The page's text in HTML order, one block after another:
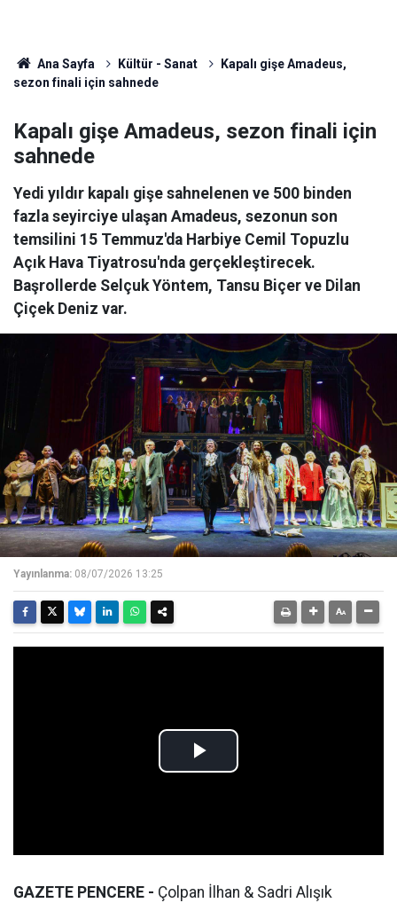
Ana Sayfa Kültür - Sanat
Kapalı gişe Amadeus,
sezon finali için sahnede
Kapalı gişe Amadeus, sezon finali için
sahnede
Yedi yıldır kapalı gişe sahnelenen ve 500 binden
fazla seyirciye ulaşan Amadeus, sezonun son
temsilini 15 Temmuz'da Harbiye Cemil Topuzlu
Açık Hava Tiyatrosu'nda gerçekleştirecek.
Başrollerde Selçuk Yöntem, Tansu Biçer ve Dilan
Çiçek Deniz var.
Yayınlanma: 08/07/2026 13:25
GAZETE PENCERE - Çolpan İlhan & Sadri Alışık